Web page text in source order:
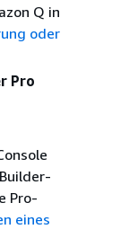
Q in
oder
Pro
Pro-
eines